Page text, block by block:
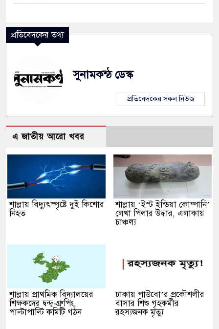
প্রতিবেদকের তথ্য
সুনামকন্ঠ ডেস্ক
প্রতিবেদকের সকল নিউজ
এ জাতীয় আরো খবর
শাল্লায় বিদ্যুৎস্পৃষ্টে দুই কিশোর
নিহত
শাল্লায় ‘ইস্ট ইন্ডিয়া কোম্পানি’
লেখা পিলার উদ্ধার, এলাকায়
চাঞ্চল্য
শাল্লায় প্রাথমিক বিদ্যালয়ের
শিক্ষকদের দ্বন্দ্ব-গ্রুপিং,
পাল্টাপাল্টি কমিটি গঠন
ঢাকায় পাউবো’র প্রকৌশলীর
বাসার শিশু গৃহকর্মীর
রহস্যজনক মৃত্যু